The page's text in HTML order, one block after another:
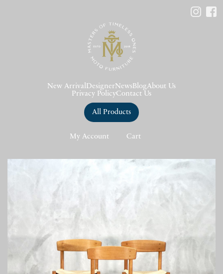
New Arrival DesignerNews BlogAbout Us
Privacy PolicyContact Us
All Products
My Account Cart